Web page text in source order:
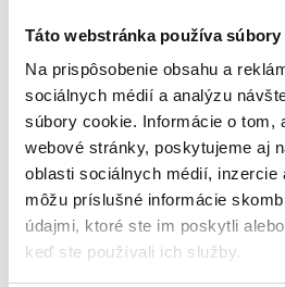
Táto webstránka používa súbory
Na prispôsobenie obsahu a
sociálnych médií a analýzu
súbory cookie. Informácie o tom,
webové stránky, poskytujeme aj
oblasti sociálnych médií, inzercie
môžu príslušné informácie
údajmi, ktoré ste im poskytli
keď ste používali ich služby.